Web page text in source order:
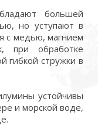
большей
но уступают в
с медью, магнием
при обработке
гибкой стружки в
устойчивы
и морской воде,